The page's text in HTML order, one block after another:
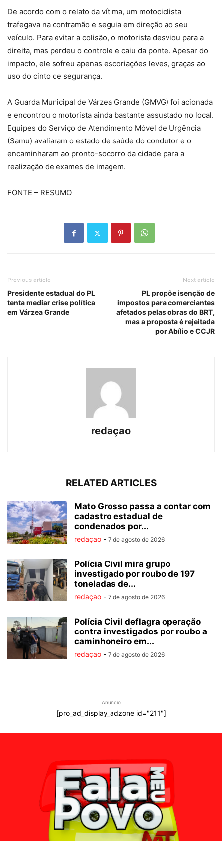
De acordo com o relato da vítima, um motociclista
trafegava na contramão e seguia em direção ao seu
veículo. Para evitar a colisão, o motorista desviou para a
direita, mas perdeu o controle e caiu da ponte. Apesar do
impacto, ele sofreu apenas escoriações leves, graças ao
uso do cinto de segurança.
A Guarda Municipal de Várzea Grande (GMVG) foi acionada
e encontrou o motorista ainda bastante assustado no local.
Equipes do Serviço de Atendimento Móvel de Urgência
(Samu) avaliaram o estado de saúde do condutor e o
encaminharam ao pronto-socorro da cidade para a
realização de exames de imagem.
FONTE – RESUMO
Previous article
Presidente estadual do PL
tenta mediar crise política
em Várzea Grande
Next article
PL propõe isenção de
impostos para comerciantes
afetados pelas obras do BRT,
mas a proposta é rejeitada
por Abílio e CCJR
redaçao
RELATED ARTICLES
Mato Grosso passa a contar com
cadastro estadual de
condenados por...
redaçao - 7 de agosto de 2026
Polícia Civil mira grupo
investigado por roubo de 197
toneladas de...
redaçao - 7 de agosto de 2026
Polícia Civil deflagra operação
contra investigados por roubo a
caminhoneiro em...
redaçao - 7 de agosto de 2026
Anúncio
[pro_ad_display_adzone id="211"]